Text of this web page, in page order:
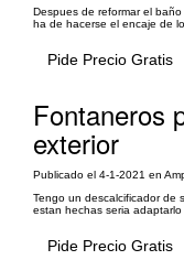
Despues de reformar el
ha de hacerse el encaje de
Pide Precio Gratis
Fontaneros
exterior
Publicado el 4-1-2021 en
Tengo un descalcificador de
estan hechas seria
Pide Precio Gratis